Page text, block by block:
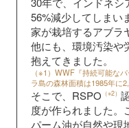
56%減少してしまい
家が栽培するアブラ
他にも、環境汚染や
抱えてきました。
（※1）WWF『持続可能な
ラ島の森林面積は1985年に
そこで、RSPO （※2）
度が作られました。
パーム油が自然や現